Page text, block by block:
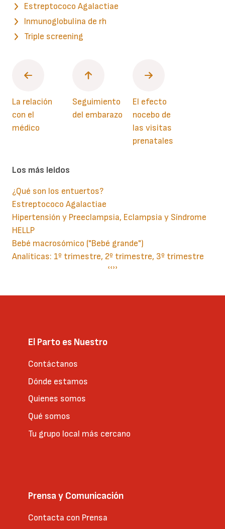
Estreptococo Agalactiae
Inmunoglobulina de rh
Triple screening
La relación
con el
médico
Seguimiento
del embarazo
El efecto
nocebo de
las visitas
prenatales
Los más leidos
¿Qué son los entuertos?
Estreptococo Agalactiae
Hipertensión y Preeclampsia, Eclampsia y Síndrome
HELLP
Bebé macrosómico ("Bebé grande")
Analíticas: 1º trimestre, 2º trimestre, 3º trimestre
Página
‹‹Siguiente
››
El Parto es Nuestro
Contáctanos
Dónde estamos
Quienes somos
Qué somos
Tu grupo local más cercano
Prensa y Comunicación
Contacta con Prensa